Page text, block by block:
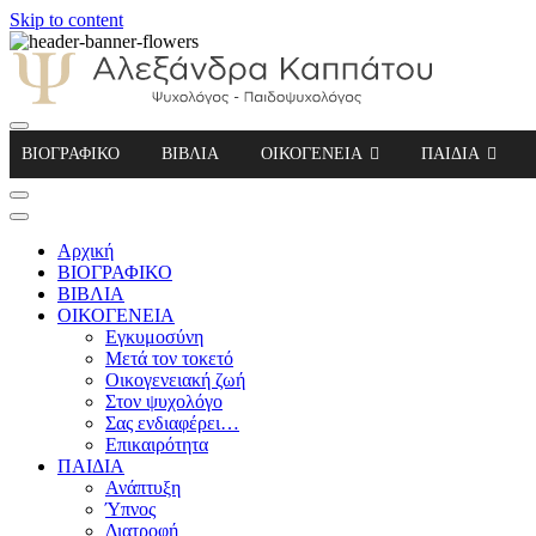
Skip to content
Αλεξάνδρα Καππάτου Ψυχολόγος –
ΒΙΟΓΡΑΦΙΚΟ ΒΙΒΛΙΑ ΟΙΚΟΓΕΝΕΙΑ ΠΑΙΔΙΑ
Αρχική
ΒΙΟΓΡΑΦΙΚΟ
ΒΙΒΛΙΑ
ΟΙΚΟΓΕΝΕΙΑ
Εγκυμοσύνη
Μετά τον τοκετό
Οικογενειακή ζωή
Στον ψυχολόγο
Σας ενδιαφέρει…
Επικαιρότητα
ΠΑΙΔΙΑ
Ανάπτυξη
Ύπνος
Διατροφή